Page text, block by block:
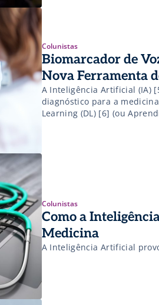
Colunistas
Biomarcador de
Nova Ferramenta
A Inteligência Artificial (IA)
diagnóstico para a
Learning (DL) [6]
Colunistas
Como a
Medicina
A Inteligência Artificial